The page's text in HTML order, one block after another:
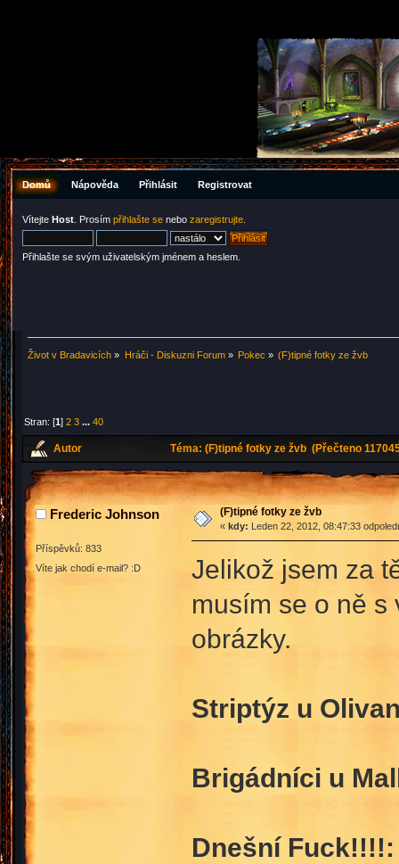
Domů Nápověda Přihlásit Registrovat
Vítejte Host . Prosím přihlašte se nebo zaregistrujte
Přihlašte se svým uživatelským jménem a heslem.
Život v Bradavicích » Hráči - Diskuzni Forum» Pokec » (F)tipné fotky ze žvb
Stran: [1]2 3 ...40
Autor Téma: (F)tipné fotky ze žvb (Přečteno
Frederic Johnson
Příspěvků: 833
Víte jak chodí e-mail? :D
(F)tipné fotky ze žvb
« kdy: Leden 22, 2012, 08:47:33
Jelikož jsem za
musím se o ně s
obrázky.
Striptýz u
Brigádníci u
Dnešní Fuck!!!!: